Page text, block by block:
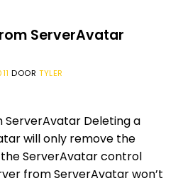
ServerAvatar
DOORTYLER
ServerAvatar Deleting a
will only remove the
ServerAvatar control
from ServerAvatar won’t